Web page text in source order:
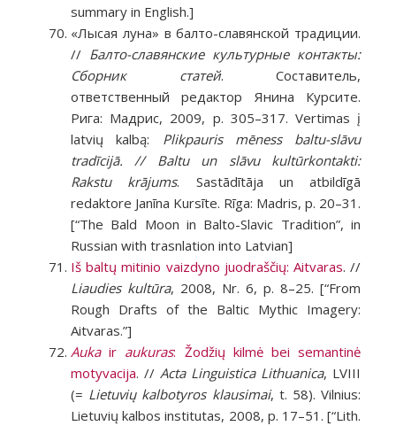
summary in English.]
«Лысая луна» в балто-славянской традиции.
// Балто-славянские культурные контакты:
Сборник статей. Составитель,
ответственный редактор Янина Курсите.
Рига: Мадрис, 2009, p. 305–317. Vertimas į
latvių kalbą: Plikpauris mēness baltu-slāvu
tradīcijā. // Baltu un slāvu kultūrkontakti:
Rakstu krājums. Sastādītāja un atbildīgā
redaktore Janīna Kursīte. Rīga: Madris, p. 20–31.
[“The Bald Moon in Balto-Slavic Tradition”, in
Russian with trasnlation into Latvian]
Iš baltų mitinio vaizdyno juodraščių: Aitvaras. //
Liaudies kultūra, 2008, Nr. 6, p. 8–25. [“From
Rough Drafts of the Baltic Mythic Imagery:
Aitvaras.”]
Aukair aukuras: Žodžių kilmė bei semantinė
motyvacija. // Acta Linguistica Lithuanica, LVIII
(= Lietuvių kalbotyros klausimai, t. 58). Vilnius:
Lietuvių kalbos institutas, 2008, p. 17–51. [“Lith.